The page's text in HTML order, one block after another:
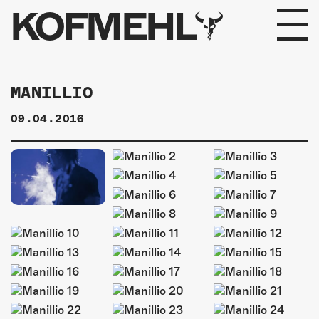
KOFMEHL
PROGRAMM
FABRIKGEFLÜSTER
GALERIE
FOTOGALERIE
PHOTOMAT
INFOS
KONTAKT
MANILLIO
09.04.2016